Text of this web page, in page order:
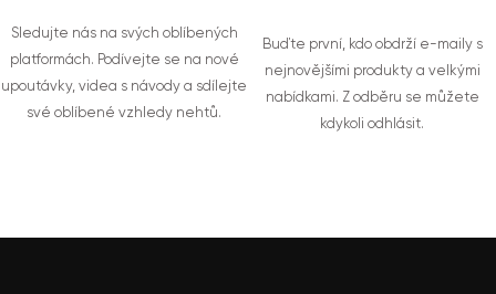
Sledujte nás na svých oblíbených
platformách. Podívejte se na nové
upoutávky, videa s návody a sdílejte
své oblíbené vzhledy nehtů.
Buďte první, kdo obdrží e-maily s
nejnovějšími produkty a velkými
nabídkami. Z odběru se můžete
kdykoli odhlásit.